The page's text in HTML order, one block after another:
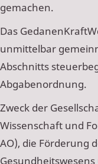
gemachen.
Das
unmittelbar
Abschnitts
Abgabenordnung.
Zweck der
Wissenschaft und
AO), die Förderung